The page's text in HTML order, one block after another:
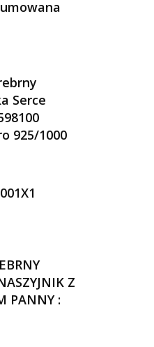
Serce
925/1000
Z
PANNY :